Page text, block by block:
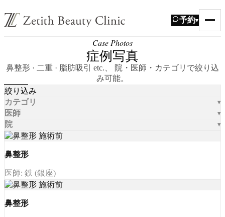
予約▾
Case Photos
症例写真
鼻整形 · 二重 · 脂肪吸引 etc.、 院・医師・カテゴリで絞り込
み可能。
絞り込み
カテゴリ
医師
院
鼻整形
医師: 鉄 (銀座)
鼻整形